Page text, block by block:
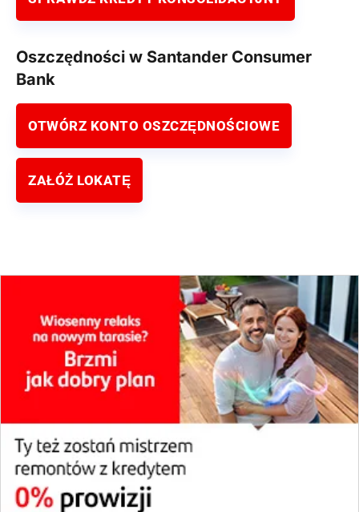
Oszczędności w Santander Consumer
Bank
OTWÓRZ KONTO OSZCZĘDNOŚCIOWE
ZAŁÓŻ LOKATĘ